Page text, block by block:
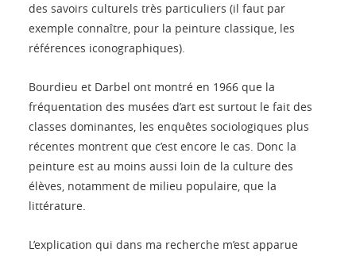
des savoirs culturels très particuliers (il faut par
exemple connaître, pour la peinture classique, les
références iconographiques).
Bourdieu et Darbel ont montré en 1966 que la
fréquentation des musées d’art est surtout le fait des
classes dominantes, les enquêtes sociologiques plus
récentes montrent que c’est encore le cas. Donc la
peinture est au moins aussi loin de la culture des
élèves, notamment de milieu populaire, que la
littérature.
L’explication qui dans ma recherche m’est apparue